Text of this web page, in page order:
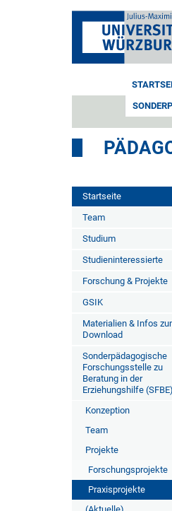
Startseite
Team
Studium
Studieninteressierte
Forschung & Projekte
GSIK
Materialien & Infos
Download
Sonderpädagogische
Forschungsstelle zu
Beratung in der
Erziehungshilfe (SFBE)
Konzeption
Team
Projekte
Forschungsprojekte
Praxisprojekte